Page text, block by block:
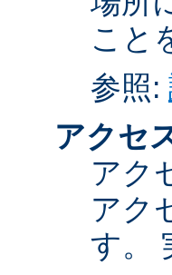
こと
参照:
アクセ
アク
アク
す。